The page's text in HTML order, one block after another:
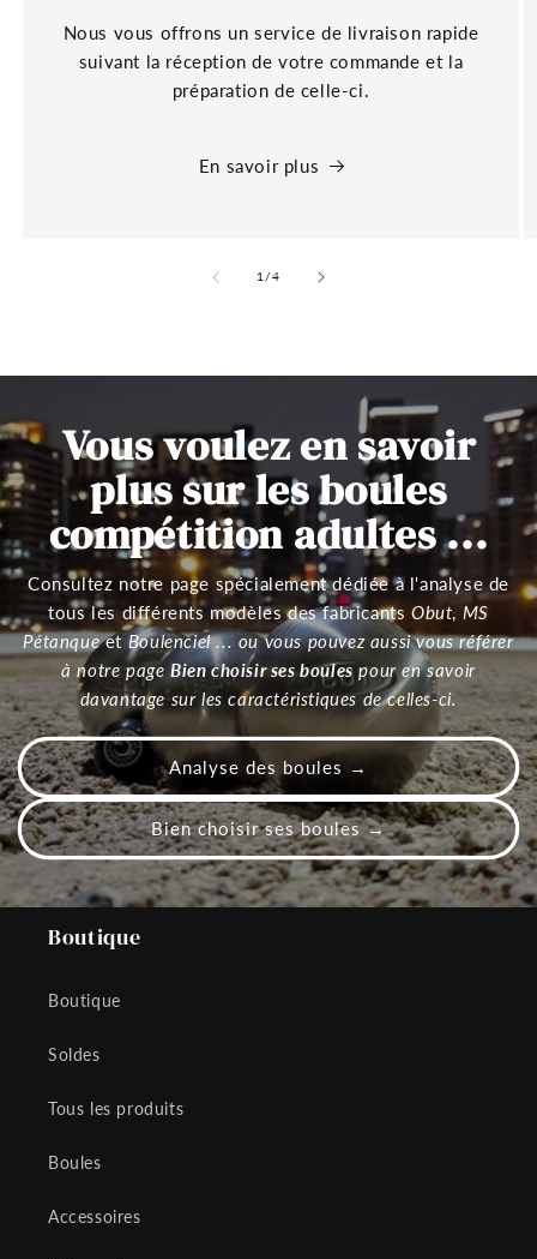
Nous vous offrons un service de livraison rapide
suivant la réception de votre commande et la
préparation de celle-ci.
En savoir plus
1 /de
4
Vous voulez en savoir
plus sur les boules
compétition adultes ...
Consultez notre page spécialement dédiée à l'analyse de
tous les différents modèles des fabricants Obut, MS
Pétanqueet Boulenciel ... ou vous pouvez aussi vous référer
à notre page Bien choisir ses boules pour en savoir
davantage sur les caractéristiques de celles-ci.
Analyse des boules →
Bien choisir ses boules →
Boutique
Boutique
Soldes
Tous les produits
Boules
Accessoires